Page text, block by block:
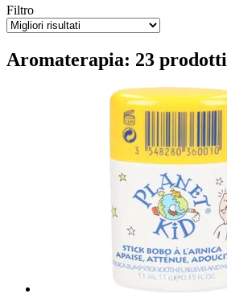
Filtro
Aromaterapia: 23 prodotti